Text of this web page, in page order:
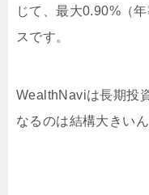
じて、最大0.90%（
スです。
WealthNaviは長期投
なるのは結構大きいん